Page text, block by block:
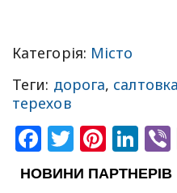
Категорія: Місто
Теги: дорога, салтовка
терехов
Facebook
Twitter